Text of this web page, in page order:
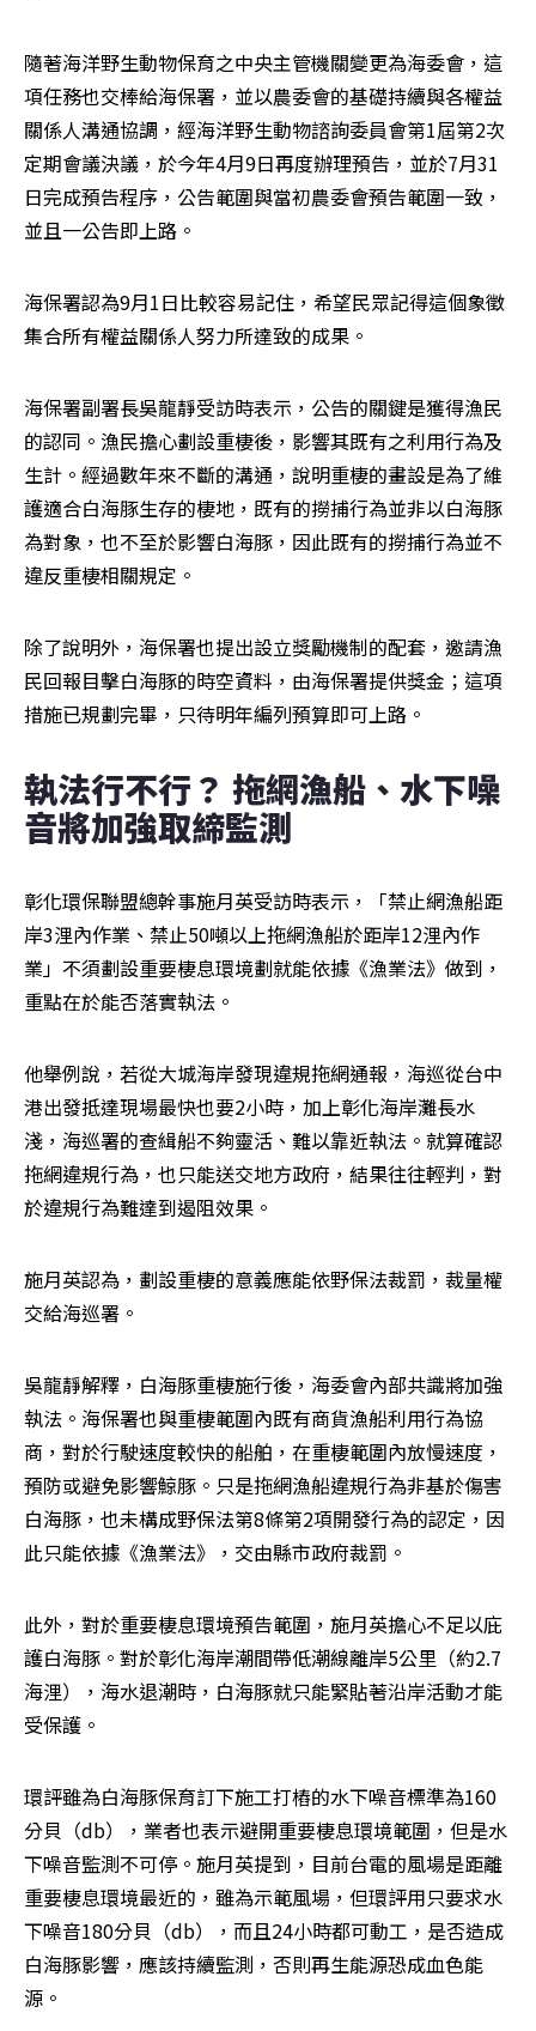
隨著海洋野生動物保育之中央主管機關變更為海委會，這
項任務也交棒給海保署，並以農委會的基礎持續與各權益
關係人溝通協調，經海洋野生動物諮詢委員會第1屆第2次
定期會議決議，於今年4月9日再度辦理預告，並於7月31
日完成預告程序，公告範圍與當初農委會預告範圍一致，
並且一公告即上路。
海保署認為9月1日比較容易記住，希望民眾記得這個象徵
集合所有權益關係人努力所達致的成果。
海保署副署長吳龍靜受訪時表示，公告的關鍵是獲得漁民
的認同。漁民擔心劃設重棲後，影響其既有之利用行為及
生計。經過數年來不斷的溝通，說明重棲的畫設是為了維
護適合白海豚生存的棲地，既有的撈捕行為並非以白海豚
為對象，也不至於影響白海豚，因此既有的撈捕行為並不
違反重棲相關規定。
除了說明外，海保署也提出設立獎勵機制的配套，邀請漁
民回報目擊白海豚的時空資料，由海保署提供獎金；這項
措施已規劃完畢，只待明年編列預算即可上路。
執法行不行？ 拖網漁船、水下噪
音將加強取締監測
彰化環保聯盟總幹事施月英受訪時表示，「禁止網漁船距
岸3浬內作業、禁止50噸以上拖網漁船於距岸12浬內作
業」不須劃設重要棲息環境劃就能依據《漁業法》做到，
重點在於能否落實執法。
他舉例說，若從大城海岸發現違規拖網通報，海巡從台中
港出發抵達現場最快也要2小時，加上彰化海岸灘長水
淺，海巡署的查緝船不夠靈活、難以靠近執法。就算確認
拖網違規行為，也只能送交地方政府，結果往往輕判，對
於違規行為難達到遏阻效果。
施月英認為，劃設重棲的意義應能依野保法裁罰，裁量權
交給海巡署。
吳龍靜解釋，白海豚重棲施行後，海委會內部共識將加強
執法。海保署也與重棲範圍內既有商貨漁船利用行為協
商，對於行駛速度較快的船舶，在重棲範圍內放慢速度，
預防或避免影響鯨豚。只是拖網漁船違規行為非基於傷害
白海豚，也未構成野保法第8條第2項開發行為的認定，因
此只能依據《漁業法》，交由縣市政府裁罰。
此外，對於重要棲息環境預告範圍，施月英擔心不足以庇
護白海豚。對於彰化海岸潮間帶低潮線離岸5公里（約2.7
海浬），海水退潮時，白海豚就只能緊貼著沿岸活動才能
受保護。
環評雖為白海豚保育訂下施工打樁的水下噪音標準為160
分貝（db），業者也表示避開重要棲息環境範圍，但是水
下噪音監測不可停。施月英提到，目前台電的風場是距離
重要棲息環境最近的，雖為示範風場，但環評用只要求水
下噪音180分貝（db），而且24小時都可動工，是否造成
白海豚影響，應該持續監測，否則再生能源恐成血色能
源。